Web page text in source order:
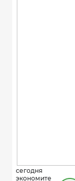
сегодня
экономите